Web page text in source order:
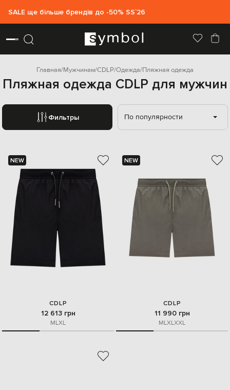
SALE ще більше брендів до -50% SS`26
Главная Мужчинам CDLP Одежда Пляжная одежда
Пляжная одежда CDLP для мужчин
Фильтры По популярности
NEW
CDLP
12 613 грн
MLXL
NEW
CDLP
11 990 грн
MLXLXXL